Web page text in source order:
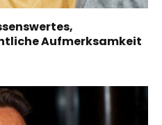
Aufmerksamkeit